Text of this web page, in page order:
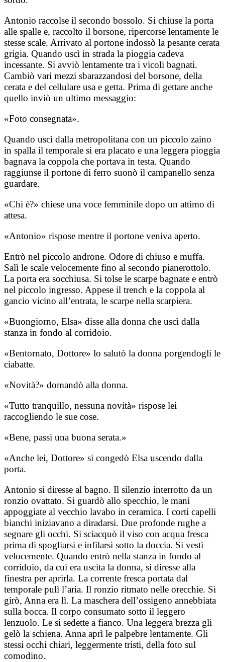
Antonio raccolse il secondo bossolo. Si chiuse la porta
alle spalle e, raccolto il borsone, ripercorse lentamente le
stesse scale. Arrivato al portone indossò la pesante cerata
grigia. Quando uscì in strada la pioggia cadeva
incessante. Si avviò lentamente tra i vicoli bagnati.
Cambiò vari mezzi sbarazzandosi del borsone, della
cerata e del cellulare usa e getta. Prima di gettare anche
quello inviò un ultimo messaggio:
«Foto consegnata».
Quando uscì dalla metropolitana con un piccolo zaino
in spalla il temporale si era placato e una leggera pioggia
bagnava la coppola che portava in testa. Quando
raggiunse il portone di ferro suonò il campanello senza
guardare.
«Chi è?» chiese una voce femminile dopo un attimo di
attesa.
«Antonio» rispose mentre il portone veniva aperto.
Entrò nel piccolo androne. Odore di chiuso e muffa.
Salì le scale velocemente fino al secondo pianerottolo.
La porta era socchiusa. Si tolse le scarpe bagnate e entrò
nel piccolo ingresso. Appese il trench e la coppola al
gancio vicino all’entrata, le scarpe nella scarpiera.
«Buongiorno, Elsa» disse alla donna che uscì dalla
stanza in fondo al corridoio.
«Bentornato, Dottore» lo salutò la donna porgendogli le
ciabatte.
«Novità?» domandò alla donna.
«Tutto tranquillo, nessuna novità» rispose lei
raccogliendo le sue cose.
«Bene, passi una buona serata.»
«Anche lei, Dottore» si congedò Elsa uscendo dalla
porta.
Antonio si diresse al bagno. Il silenzio interrotto da un
ronzio ovattato. Si guardò allo specchio, le mani
appoggiate al vecchio lavabo in ceramica. I corti capelli
bianchi iniziavano a diradarsi. Due profonde rughe a
segnare gli occhi. Si sciacquò il viso con acqua fresca
prima di spogliarsi e infilarsi sotto la doccia. Si vestì
velocemente. Quando entrò nella stanza in fondo al
corridoio, da cui era uscita la donna, si diresse alla
finestra per aprirla. La corrente fresca portata dal
temporale pulì l’aria. Il ronzio ritmato nelle orecchie. Si
girò, Anna era lì. La maschera dell’ossigeno annebbiata
sulla bocca. Il corpo consumato sotto il leggero
lenzuolo. Le si sedette a fianco. Una leggera brezza gli
gelò la schiena. Anna aprì le palpebre lentamente. Gli
stessi occhi chiari, leggermente tristi, della foto sul
comodino.